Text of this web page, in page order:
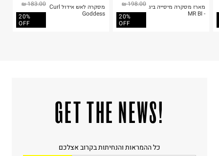
183.00 ₪
20%
OFF
מסקרה לאש אידול Curl
Goddess
198.00 ₪
20%
OFF
מארז מסקרה מיסייה ביג
- MR BI
!GET THE NEWS
כל ההמראות והנחיתות בקרוב אצלכם